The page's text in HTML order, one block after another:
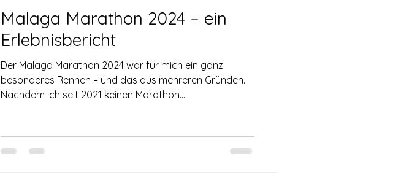
Malaga Marathon 2024 – ein
Erlebnisbericht
Der Malaga Marathon 2024 war für mich ein ganz
besonderes Rennen – und das aus mehreren Gründen.
Nachdem ich seit 2021 keinen Marathon...